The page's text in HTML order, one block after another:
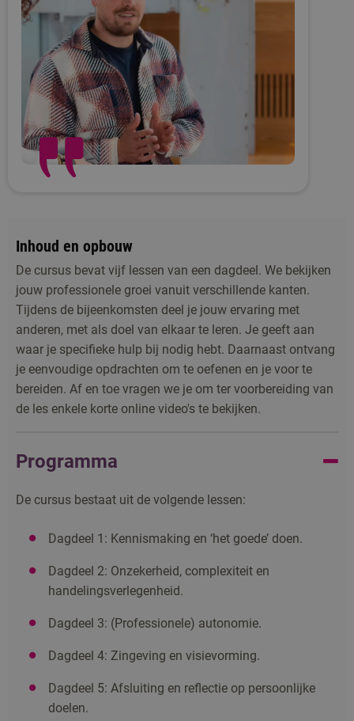
Inhoud en opbouw
De cursus bevat vijf lessen van een dagdeel. We bekijken
jouw professionele groei vanuit verschillende kanten.
Tijdens de bijeenkomsten deel je jouw ervaring met
anderen, met als doel van elkaar te leren. Je geeft aan
waar je specifieke hulp bij nodig hebt. Daarnaast ontvang
je eenvoudige opdrachten om te oefenen en je voor te
bereiden. Af en toe vragen we je om ter voorbereiding van
de les enkele korte online video's te bekijken.
Programma
De cursus bestaat uit de volgende lessen:
Dagdeel 1: Kennismaking en ‘het goede’ doen.
Dagdeel 2: Onzekerheid, complexiteit en
handelingsverlegenheid.
Dagdeel 3: (Professionele) autonomie.
Dagdeel 4: Zingeving en visievorming.
Dagdeel 5: Afsluiting en reflectie op persoonlijke
doelen.